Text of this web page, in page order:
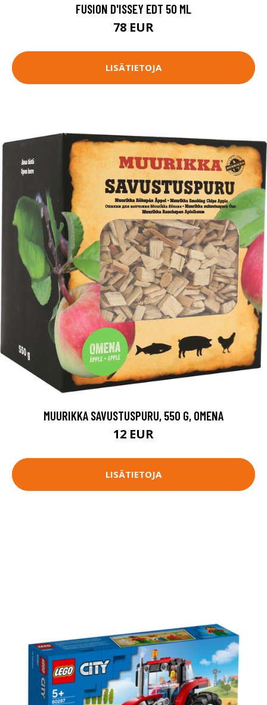
FUSION D'ISSEY EDT 50 ML
78 EUR
LISÄTIETOJA
MUURIKKA SAVUSTUSPURU, 550 G, OMENA
12 EUR
LISÄTIETOJA